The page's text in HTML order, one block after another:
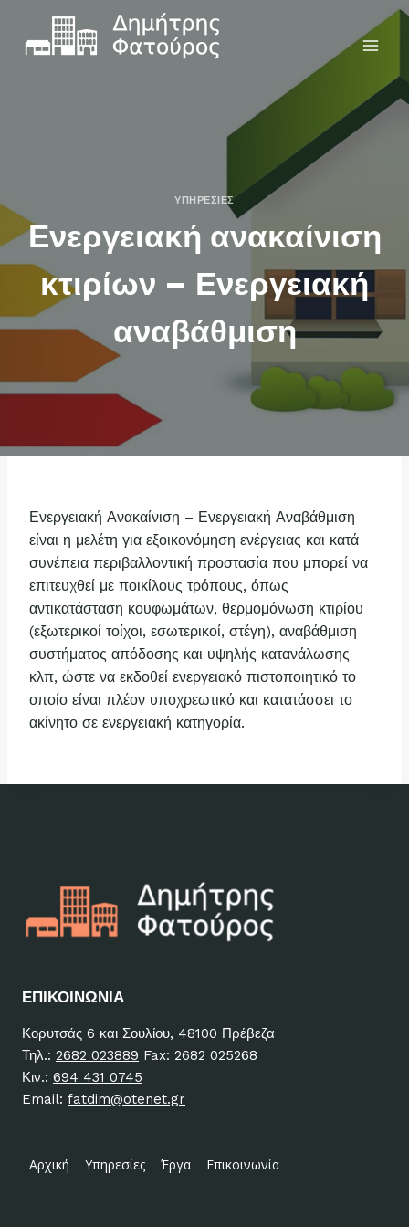
ΥΠΗΡΕΣΊΕΣ
Ενεργειακή ανακαίνιση
κτιρίων – Ενεργειακή
αναβάθμιση
Ενεργειακή Ανακαίνιση – Ενεργειακή Αναβάθμιση
είναι η μελέτη για εξοικονόμηση ενέργειας και κατά
συνέπεια περιβαλλοντική προστασία που μπορεί να
επιτευχθεί με ποικίλους τρόπους, όπως
αντικατάσταση κουφωμάτων, θερμομόνωση κτιρίου
(εξωτερικοί τοίχοι, εσωτερικοί, στέγη), αναβάθμιση
συστήματος απόδοσης και υψηλής κατανάλωσης
κλπ, ώστε να εκδοθεί ενεργειακό πιστοποιητικό το
οποίο είναι πλέον υποχρεωτικό και κατατάσσει το
ακίνητο σε ενεργειακή κατηγορία.
ΕΠΙΚΟΙΝΩΝΙΑ
Κορυτσάς 6 και Σουλίου, 48100 Πρέβεζα
Τηλ.: 2682 023889 Fax: 2682 025268
Κιν.: 694 431 0745
Email: fatdim@otenet.gr
Αρχική Υπηρεσίες Έργα Επικοινωνία